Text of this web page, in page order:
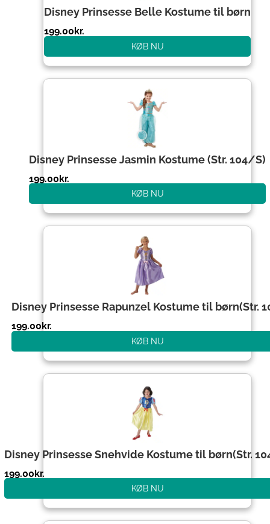
Disney Prinsesse Belle Kostume til børn
199.00kr.
KØB NU
Disney Prinsesse Jasmin Kostume (Str. 104/S)
199.00kr.
KØB NU
Disney Prinsesse Rapunzel Kostume til børn(Str.
199.00kr.
KØB NU
Disney Prinsesse Snehvide Kostume til børn(Str.
199.00kr.
KØB NU